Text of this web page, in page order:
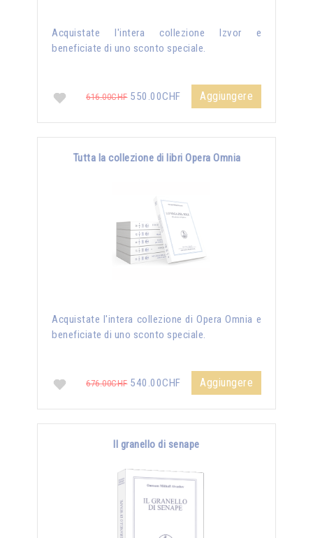
Acquistate l'intera collezione Izvor e
beneficiate di uno sconto speciale.
616.00CHF550.00CHF Aggiungere
Tutta la collezione di libri Opera Omnia
Acquistate l'intera collezione di Opera Omnia e
beneficiate di uno sconto speciale.
676.00CHF540.00CHF Aggiungere
Il granello di senape